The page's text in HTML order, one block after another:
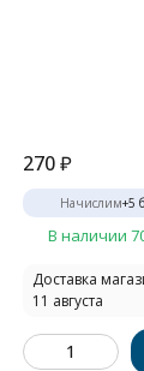
270₽
Начислим+5
В наличии
Доставка
11 августа